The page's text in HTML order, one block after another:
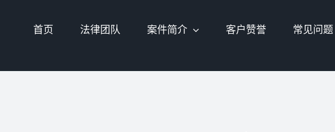
首页 法律团队 案件简介 客户赞誉 常见问题